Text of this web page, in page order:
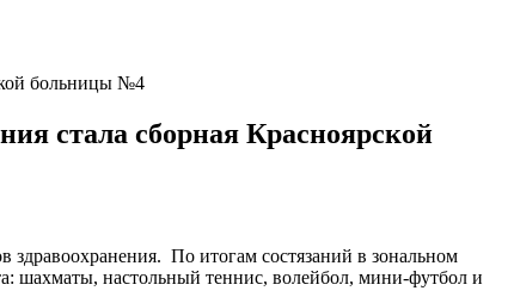
больницы №4
стала сборная Красноярской
По итогам состязаний в зональном
шахматы, настольный теннис, волейбол, мини-футбол и